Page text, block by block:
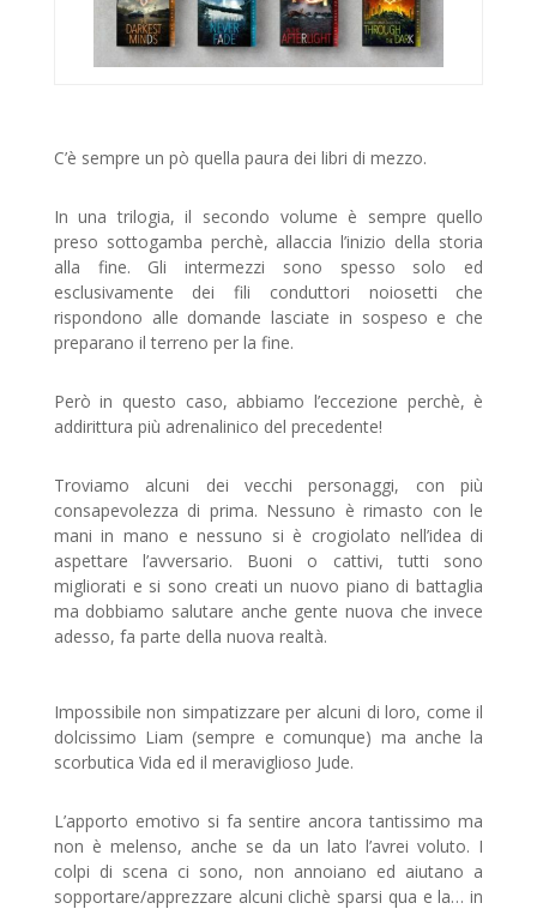
C’è sempre un pò quella paura dei libri di mezzo.
In una trilogia, il secondo volume è sempre quello
preso sottogamba perchè, allaccia l’inizio della storia
alla fine. Gli intermezzi sono spesso solo ed
esclusivamente dei fili conduttori noiosetti che
rispondono alle domande lasciate in sospeso e che
preparano il terreno per la fine.
Però in questo caso, abbiamo l’eccezione perchè, è
addirittura più adrenalinico del precedente!
Troviamo alcuni dei vecchi personaggi, con più
consapevolezza di prima. Nessuno è rimasto con le
mani in mano e nessuno si è crogiolato nell’idea di
aspettare l’avversario. Buoni o cattivi, tutti sono
migliorati e si sono creati un nuovo piano di battaglia
ma dobbiamo salutare anche gente nuova che invece
adesso, fa parte della nuova realtà.
Impossibile non simpatizzare per alcuni di loro, come il
dolcissimo Liam (sempre e comunque) ma anche la
scorbutica Vida ed il meraviglioso Jude.
L’apporto emotivo si fa sentire ancora tantissimo ma
non è melenso, anche se da un lato l’avrei voluto. I
colpi di scena ci sono, non annoiano ed aiutano a
sopportare/apprezzare alcuni clichè sparsi qua e la… in